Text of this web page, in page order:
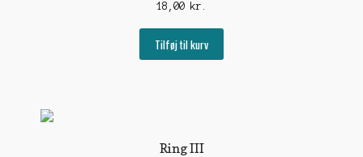
18,00 kr.
Tilføj til kurv
Ring III